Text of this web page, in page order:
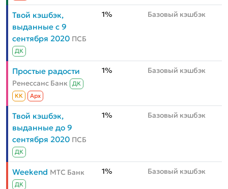
Твой кэшбэк,
выданные с 9
сентября 2020 ПСБ
ДК
1% Базовый кэшбэк
Простые радости
Ренессанс Банк
ДК
КК
Aрх
1% Базовый кэшбэк
Твой кэшбэк,
выданные до 9
сентября 2020 ПСБ
ДК
1% Базовый кэшбэк
Weekend МТС Банк
ДК
1% Базовый кэшбэк